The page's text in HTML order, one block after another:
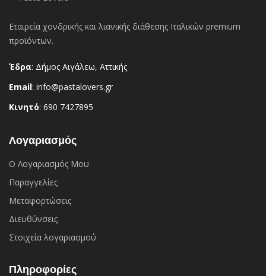
Εταιρεία χονδρικής και λιανικής διάθεσης Ιταλικών premium
προϊόντων.
Έδρα: Δήμος Αιγάλεω, Αττικής
Email: info@pastalovers.gr
Κινητό: 690 7427895
Λογαριασμός
Ο Λογαριασμός Μου
Παραγγελίες
Μεταφορτώσεις
Διευθύνσεις
Στοιχεία λογαριασμού
Πληροφορίες